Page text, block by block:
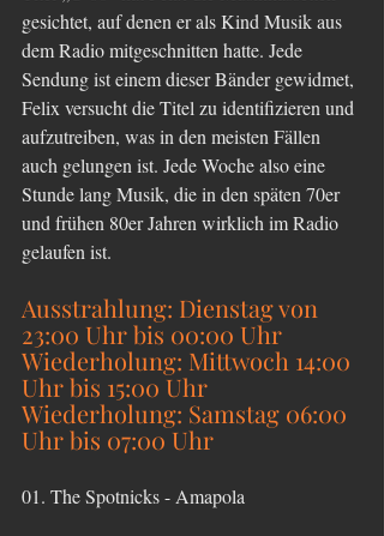
gesichtet, auf denen er als Kind Musik aus
dem Radio mitgeschnitten hatte. Jede
Sendung ist einem dieser Bänder gewidmet,
Felix versucht die Titel zu identifizieren und
aufzutreiben, was in den meisten Fällen
auch gelungen ist. Jede Woche also eine
Stunde lang Musik, die in den späten 70er
und frühen 80er Jahren wirklich im Radio
gelaufen ist.
Ausstrahlung: Dienstag von
23:00 Uhr bis 00:00 Uhr
Wiederholung: Mittwoch 14:00
Uhr bis 15:00 Uhr
Wiederholung: Samstag 06:00
Uhr bis 07:00 Uhr
01. The Spotnicks - Amapola